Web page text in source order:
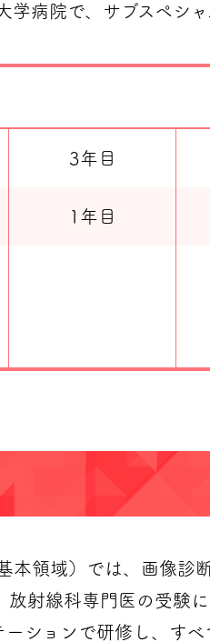
学病院で、サブスペシ
3年目
1年目
本領域）では、画像診
放射線科専門医の受験
ションで研修し、す